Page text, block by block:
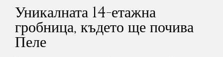
Уникалната 14-етажна
гробница, където ще почива
Пеле